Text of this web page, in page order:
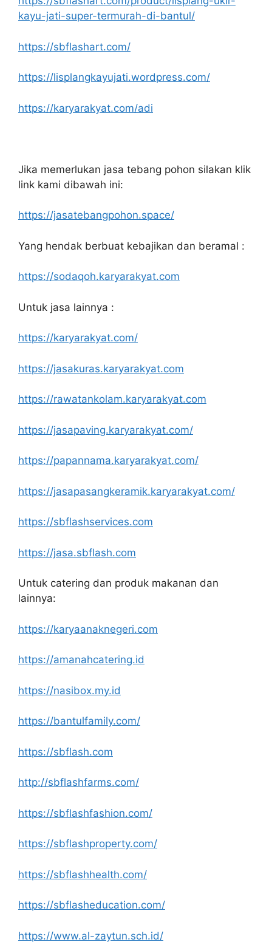
kayu-jati-super-termurah-di-bantul/
https://sbflashart.com/
https://lisplangkayujati.wordpress.com/
https://karyarakyat.com/adi
Jika memerlukan jasa tebang pohon silakan klik
link kami dibawah ini:
https://jasatebangpohon.space/
Yang hendak berbuat kebajikan dan beramal :
https://sodaqoh.karyarakyat.com
Untuk jasa lainnya :
https://karyarakyat.com/
https://jasakuras.karyarakyat.com
https://rawatankolam.karyarakyat.com
https://jasapaving.karyarakyat.com/
https://papannama.karyarakyat.com/
https://jasapasangkeramik.karyarakyat.com/
https://sbflashservices.com
https://jasa.sbflash.com
Untuk catering dan produk makanan dan
lainnya:
https://karyaanaknegeri.com
https://amanahcatering.id
https://nasibox.my.id
https://bantulfamily.com/
https://sbflash.com
http://sbflashfarms.com/
https://sbflashfashion.com/
https://sbflashproperty.com/
https://sbflashhealth.com/
https://sbflasheducation.com/
https://www.al-zaytun.sch.id/